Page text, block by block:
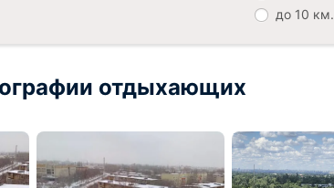
до 10 км.
отдыхающих